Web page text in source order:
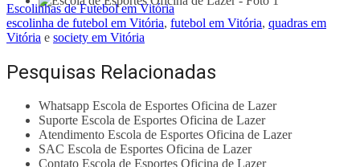
Escolinhas de Futebol em Vitória
escolinha de futebol em Vitória, futebol em Vitória, quadras em
Vitória e society em Vitória
Pesquisas Relacionadas
Whatsapp Escola de Esportes Oficina de Lazer
Suporte Escola de Esportes Oficina de Lazer
Atendimento Escola de Esportes Oficina de Lazer
SAC Escola de Esportes Oficina de Lazer
Contato Escola de Esportes Oficina de Lazer